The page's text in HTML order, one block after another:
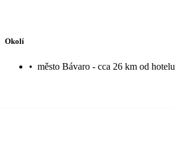
Okolí
• město Bávaro - cca 26 km od hotelu